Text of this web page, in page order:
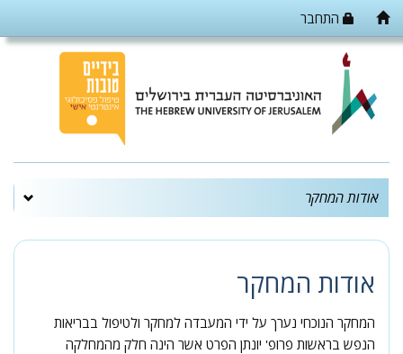
התחבר
אודות המחקר
אודות המחקר
המחקר הנוכחי נערך על ידי המעבדה למחקר ולטיפול בבריאות
הנפש בראשות פרופ' יונתן הפרט אשר הינה חלק מהמחלקה